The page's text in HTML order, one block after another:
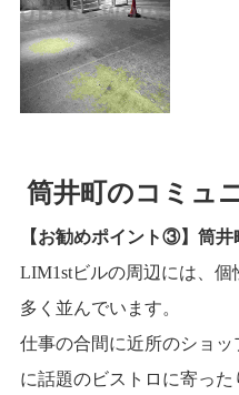
筒井町のコミュ
【お勧めポイント③】筒
LIM1stビルの周辺には、
多く並んでいます。
仕事の合間に近所のショ
に話題のビストロに寄った